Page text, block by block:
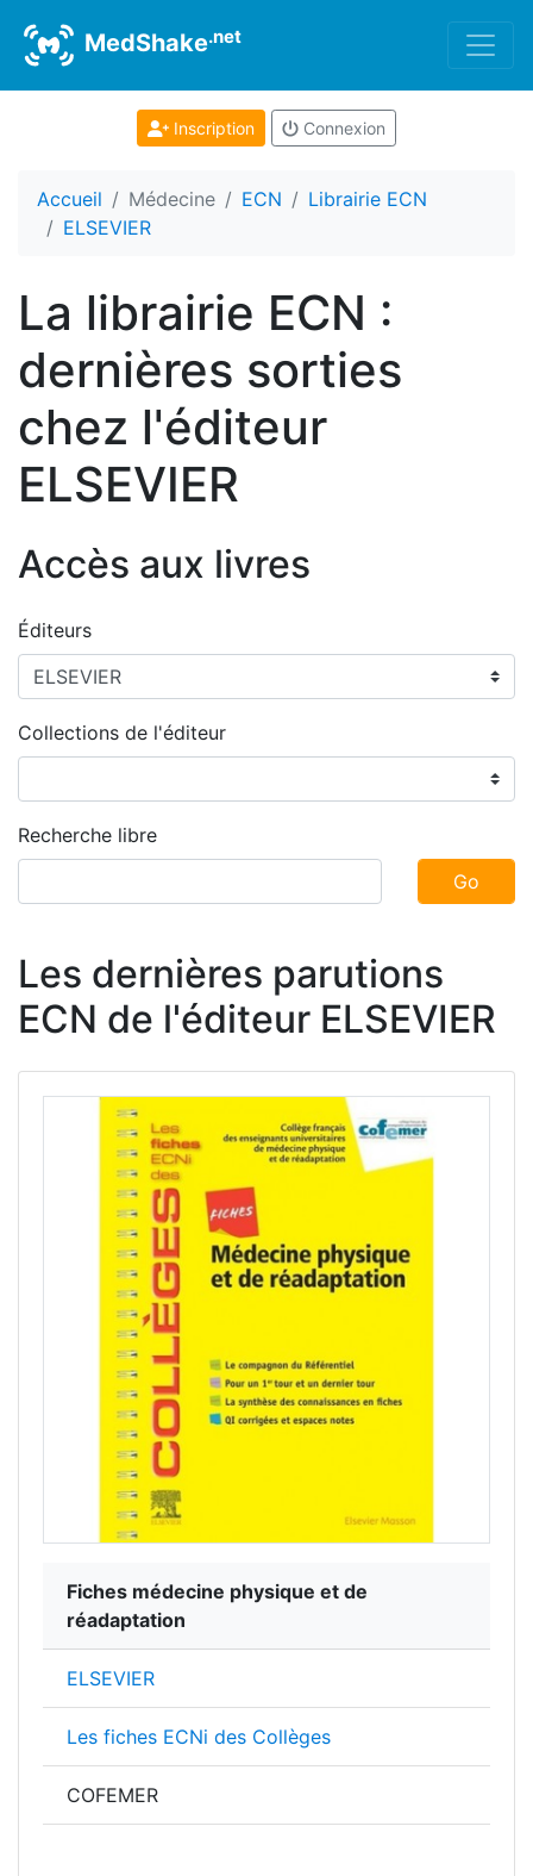
MedShake.net
Inscription Connexion
Accueil Médecine ECN
Librairie ECN
ELSEVIER
La librairie ECN :
dernières sorties
chez l'éditeur
ELSEVIER
Accès aux livres
Éditeurs
Collections de l'éditeur
Recherche libre
Go
Les dernières parutions
ECN de l'éditeur ELSEVIER
Fiches médecine physique et de
réadaptation
ELSEVIER
Les fiches ECNi des Collèges
COFEMER